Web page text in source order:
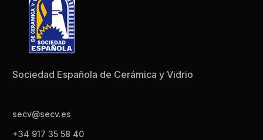
Sociedad Española de Cerámica y Vidrio
secv@secv.es
+34 917 35 58 40